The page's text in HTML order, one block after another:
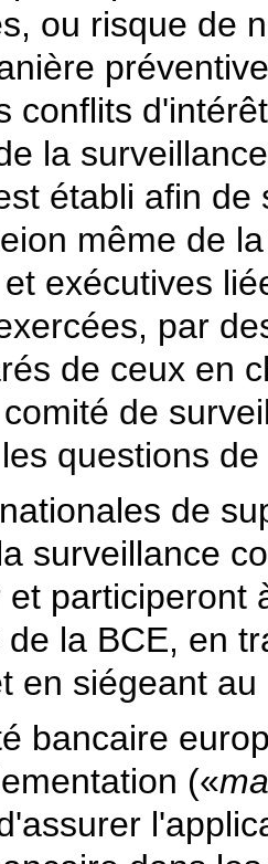
ou risque de
conflits
la
établi afin de
même de
exécutives
par
de ceux en
de
questions
de
surveillance
participeront
de la BCE, en
en siégeant
bancaire
(«